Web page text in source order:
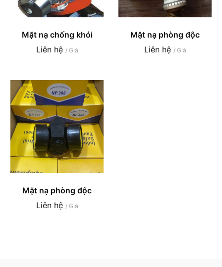
Mặt nạ chống khói
Liên hệ / Giá
Mặt nạ phòng độc
Liên hệ / Giá
Mặt nạ phòng độc
Liên hệ / Giá